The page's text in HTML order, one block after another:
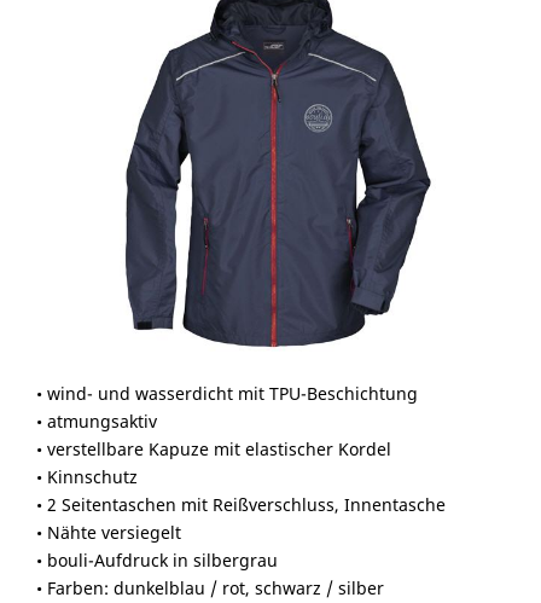
• wind- und wasserdicht mit TPU-Beschichtung
• atmungsaktiv
• verstellbare Kapuze mit elastischer Kordel
• Kinnschutz
• 2 Seitentaschen mit Reißverschluss, Innentasche
• Nähte versiegelt
• bouli-Aufdruck in silbergrau
• Farben: dunkelblau / rot, schwarz / silber